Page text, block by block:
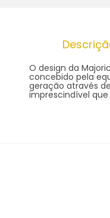
O design da
concebido pela
geração através
imprescindível